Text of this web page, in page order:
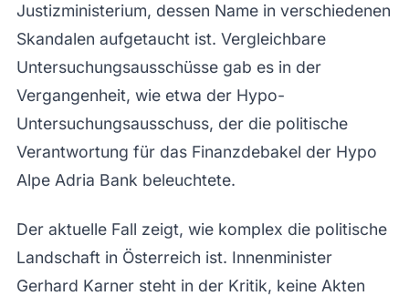
Justizministerium, dessen Name in verschiedenen
Skandalen aufgetaucht ist. Vergleichbare
Untersuchungsausschüsse gab es in der
Vergangenheit, wie etwa der Hypo-
Untersuchungsausschuss, der die politische
Verantwortung für das Finanzdebakel der Hypo
Alpe Adria Bank beleuchtete.
Der aktuelle Fall zeigt, wie komplex die politische
Landschaft in Österreich ist. Innenminister
Gerhard Karner steht in der Kritik, keine Akten